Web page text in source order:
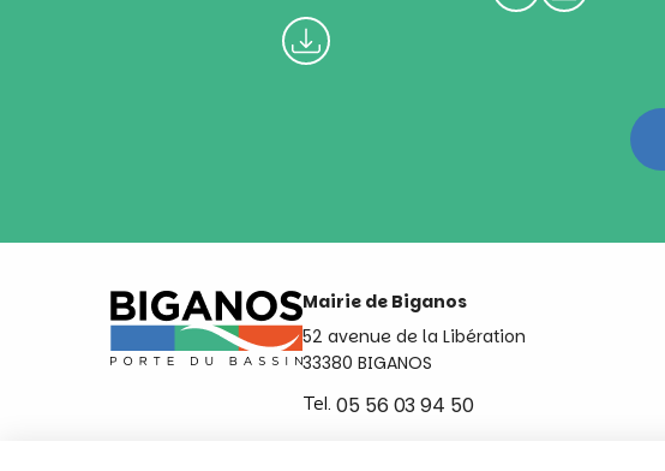
Mairie de Biganos
52 avenue de la Libération
33380 BIGANOS
Tel. 05 56 03 94 50